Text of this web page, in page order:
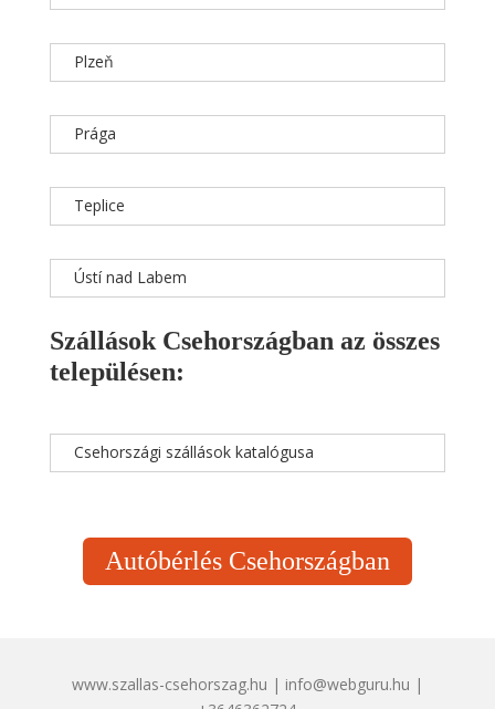
Plzeň
Prága
Teplice
Ústí nad Labem
Szállások Csehországban az összes
településen:
Csehországi szállások katalógusa
Autóbérlés Csehországban
www.szallas-csehorszag.hu | info@webguru.hu |